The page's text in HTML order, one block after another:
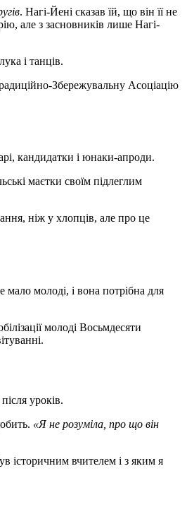
. Нагі-Йені сказав їй, що він її не
але з засновників лише Нагі-
і танців.
Збережувальну Асоціацію
кандидатки і юнаки-апроди.
маєтки своїм підлеглим
ніж у хлопців, але про це
мало молоді, і вона потрібна для
молоді Восьмдесяти
уроків.
«Я не розуміла, про що він
історичним вчителем і з яким я